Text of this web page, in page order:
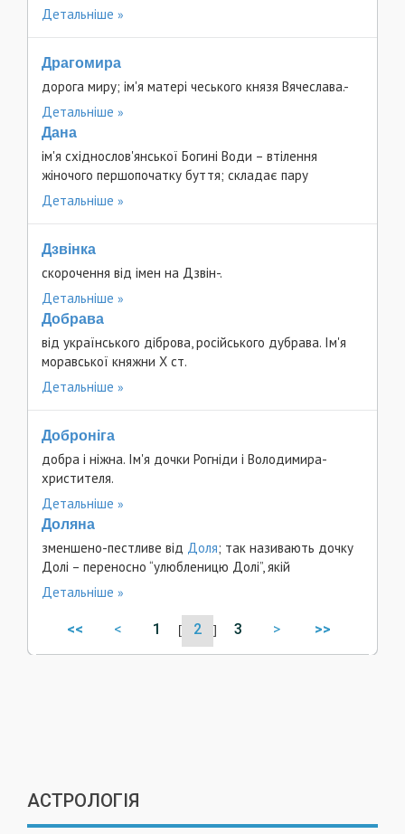
Детальніше
Драгомира
дорога миру; ім'я матері чеського князя Вячеслава.-
Детальніше
Дана
ім'я східнослов'янської Богині Води – втілення
жіночого першопочатку буття; складає пару
Детальніше
Дзвінка
скорочення від імен на Дзвін-.
Детальніше
Добрава
від українського діброва, російського дубрава. Ім'я
моравської княжни Х ст.
Детальніше
Доброніга
добра і ніжна. Ім'я дочки Рогніди і Володимира-
христителя.
Детальніше
Доляна
зменшено-пестливе від Доля; так називають дочку
Долі – переносно “улюбленицю Долі”, якій
Детальніше
<< < 1 [ 2 ] 3 > >>
АСТРОЛОГІЯ